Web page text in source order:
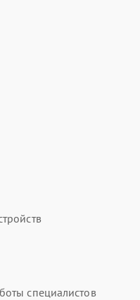
специалистов